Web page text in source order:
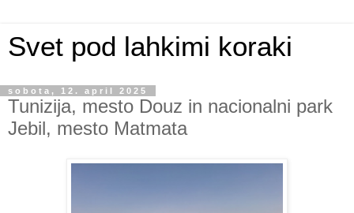
Svet pod lahkimi koraki
sobota, 12. april 2025
Tunizija, mesto Douz in nacionalni park
Jebil, mesto Matmata